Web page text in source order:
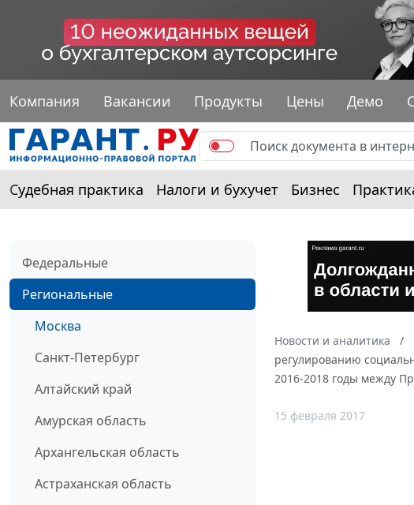
Компания Вакансии Продукты Цены Демо
Судебная практика Налоги и бухучет Бизнес
Федеральные
Региональные
Москва
Санкт-Петербург
Алтайский край
Амурская область
Архангельская область
Астраханская область
Новости и аналитика
регулированию
2016-2018 годы между
15 февраля 2017